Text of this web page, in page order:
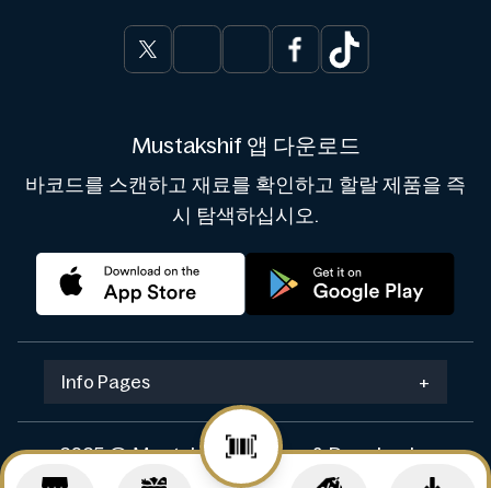
Mustakshif 앱 다운로드
바코드를 스캔하고 재료를 확인하고 할랄 제품을 즉
시 탐색하십시오.
Info Pages +
2025 © Mustakshif. Design & Develop by